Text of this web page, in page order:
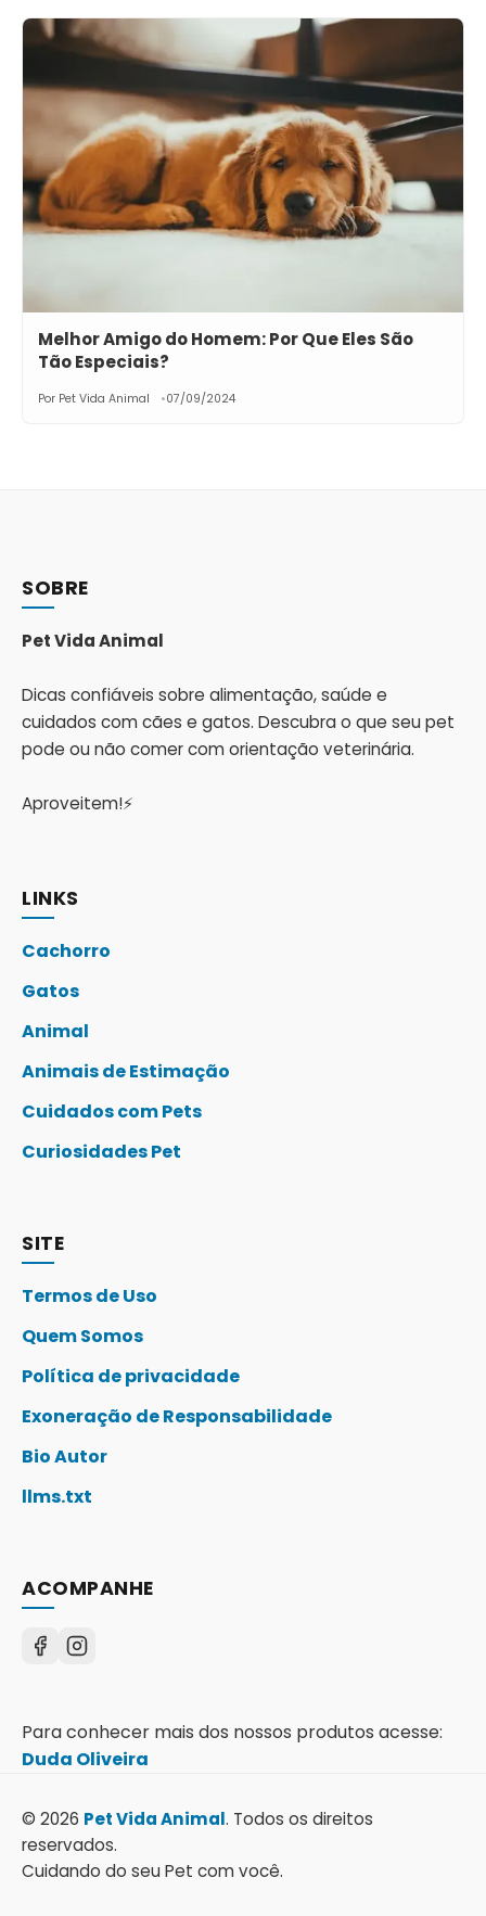
Melhor Amigo do Homem: Por Que Eles São
Tão Especiais?
Por Pet Vida Animal 07/09/2024
SOBRE
Pet Vida Animal
Dicas confiáveis sobre alimentação, saúde e
cuidados com cães e gatos. Descubra o que seu pet
pode ou não comer com orientação veterinária.
Aproveitem!⚡
LINKS
Cachorro
Gatos
Animal
Animais de Estimação
Cuidados com Pets
Curiosidades Pet
SITE
Termos de Uso
Quem Somos
Política de privacidade
Exoneração de Responsabilidade
Bio Autor
llms.txt
ACOMPANHE
Para conhecer mais dos nossos produtos acesse:
Duda Oliveira
© 2026 Pet Vida Animal. Todos os direitos
reservados.
Cuidando do seu Pet com você.